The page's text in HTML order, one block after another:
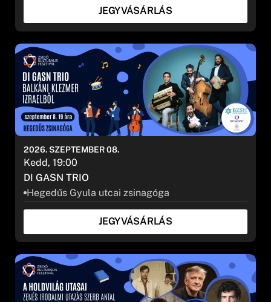
JEGYVÁSÁRLÁS
DI GASN TRIO
Hegedűs Gyula utcai zsinagóga
2026. SZEPTEMBER 08.
Kedd, 19:00
JEGYVÁSÁRLÁS